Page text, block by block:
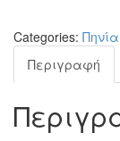
Categories: Πηνία
Περιγραφή